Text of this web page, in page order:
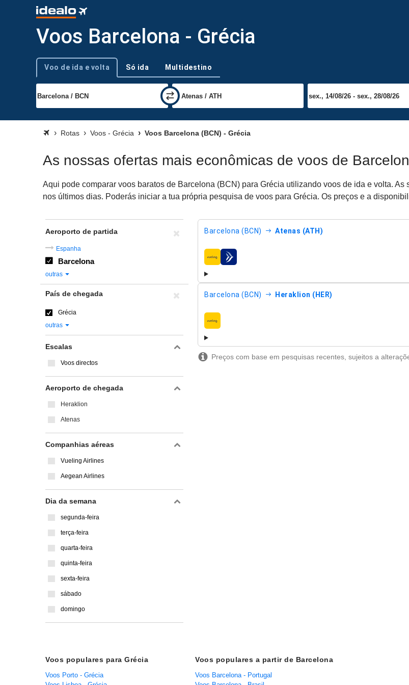
Voos Barcelona - Grécia
Tipo de viagem
Voo de ida e volta Só ida Multidestino
Rotas Voos - Grécia Voos Barcelona (BCN) - Grécia
As nossas ofertas mais econômicas de voos de
Aqui pode comparar voos baratos de Barcelona (BCN) para Grécia utilizando voos de ida e volta.
nos últimos dias. Poderás iniciar a tua própria pesquisa de voos para Grécia. Os preços e a
Barcelona (BCN) Atenas (ATH)
companhias aéreas
Barcelona (BCN) Heraklion (HER)
companhias aéreas
Preços com base em pesquisas recentes, sujeitos a
Aeroporto de partida
Espanha
Barcelona
outras
País de chegada
Grécia
outras
Escalas
Voos directos
Aeroporto de chegada
Heraklion
Atenas
Companhias aéreas
Vueling Airlines
Aegean Airlines
Dia da semana
segunda-feira
terça-feira
quarta-feira
quinta-feira
sexta-feira
sábado
domingo
Voos populares para Grécia
Voos Porto - Grécia
Voos populares a partir de Barcelona
Voos Barcelona - Portugal